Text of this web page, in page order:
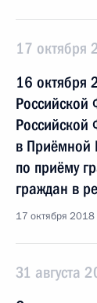
17 октября
16 октября
Российской
в Приёмной
по приёму
граждан в
17 октября
31 августа